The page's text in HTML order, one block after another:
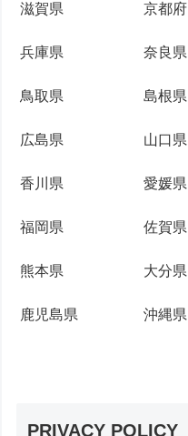
滋賀県 京都府
兵庫県 奈良県
鳥取県 島根県
広島県 山口県
香川県 愛媛県
福岡県 佐賀県
熊本県 大分県
鹿児島県 沖縄県
PRIVACY POLICY